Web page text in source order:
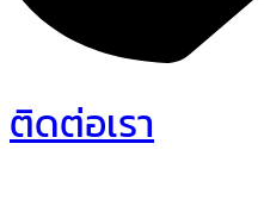
ติดต่อเรา